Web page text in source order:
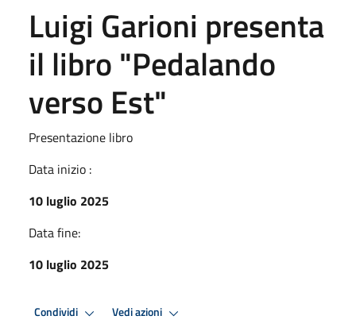
Luigi Garioni presenta
il libro "Pedalando
verso Est"
Presentazione libro
Data inizio :
10 luglio 2025
Data fine:
10 luglio 2025
Condividi Vedi azioni